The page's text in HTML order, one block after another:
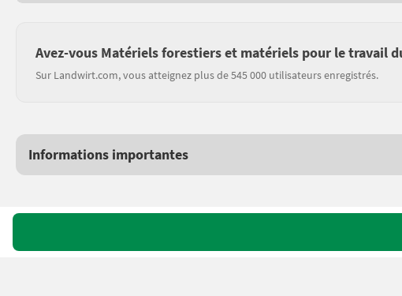
Avez-vous Matériels forestiers et matériels pour le travail
Sur Landwirt.com, vous atteignez plus de 545 000 utilisateurs enregistrés.
Informations importantes